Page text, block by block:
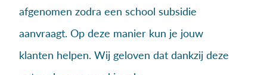
afgenomen zodra een school subsidie
aanvraagt. Op deze manier kun je jouw
klanten helpen. Wij geloven dat dankzij deze